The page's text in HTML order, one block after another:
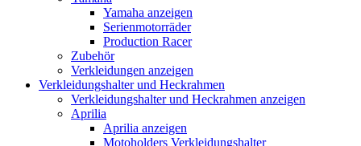
Yamaha anzeigen
Serienmotorräder
Production Racer
Zubehör
Verkleidungen anzeigen
Verkleidungshalter und Heckrahmen
Verkleidungshalter und Heckrahmen anzeigen
Aprilia
Aprilia anzeigen
Motoholders Verkleidungshalter